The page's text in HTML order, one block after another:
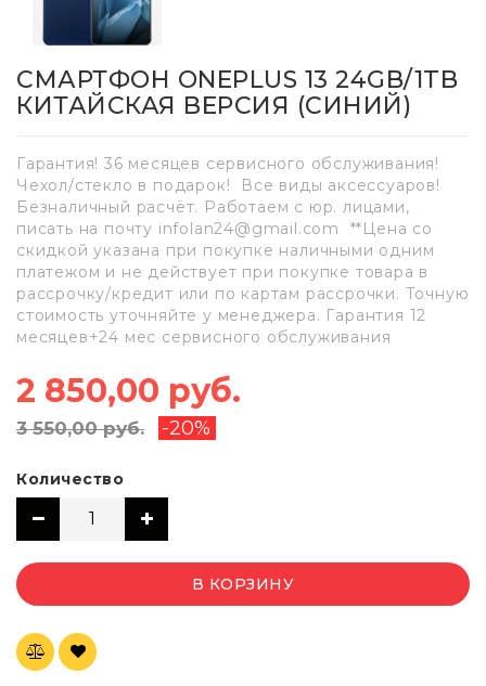
СМАРТФОН ONEPLUS 13 24GB/1TB
КИТАЙСКАЯ ВЕРСИЯ (СИНИЙ)
Гарантия! 36 месяцев сервисного обслуживания!
Чехол/стекло в подарок! Все виды аксессуаров!
Безналичный расчёт. Работаем с юр. лицами,
писать на почту infolan24@gmail.com **Цена со
скидкой указана при покупке наличными одним
платежом и не действует при покупке товара в
рассрочку/кредит или по картам рассрочки. Точную
стоимость уточняйте у менеджера. Гарантия 12
месяцев+24 мес сервисного обслуживания
2 850,00 руб.
3 550,00 руб. -20%
Количество
В КОРЗИНУ